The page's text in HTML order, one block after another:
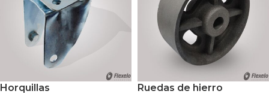
Horquillas Ruedas de hierro